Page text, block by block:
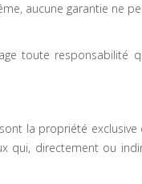
aucune garantie ne
toute responsabilité
sont la propriété
qui, directement ou